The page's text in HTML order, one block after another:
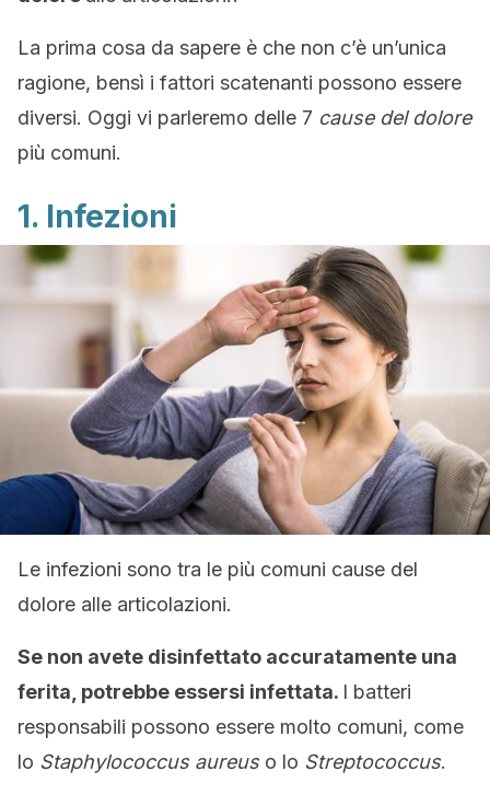
La prima cosa da sapere è che non c’è un’unica
ragione, bensì i fattori scatenanti possono essere
diversi. Oggi vi parleremo delle 7 cause del dolore
più comuni.
1. Infezioni
Le infezioni sono tra le più comuni cause del
dolore alle articolazioni.
Se non avete disinfettato accuratamente una
ferita, potrebbe essersi infettata. I batteri
responsabili possono essere molto comuni, come
lo Staphylococcus aureus o lo Streptococcus.